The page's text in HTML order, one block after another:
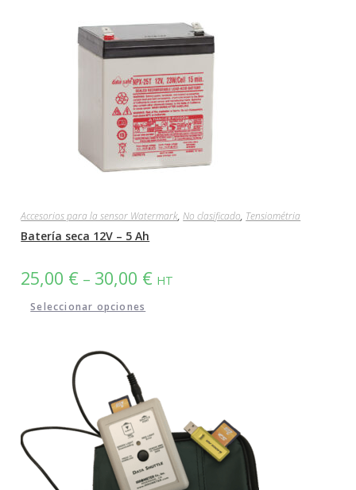
Accesorios para la sensor Watermark,No clasificado, Tensiométria
Batería seca 12V – 5 Ah
25,00 € – 30,00 € HT
Seleccionar opciones